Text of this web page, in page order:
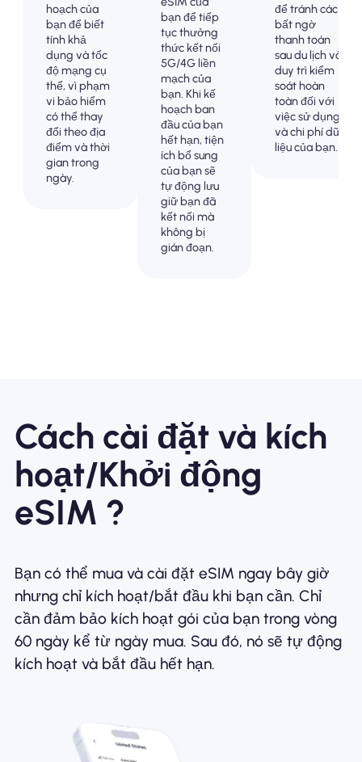
hoạch của
bạn để biết
tính khả
dụng và tốc
độ mạng cụ
thể, vì phạm
vi bảo hiểm
có thể thay
đổi theo địa
điểm và thời
gian trong
ngày.
bạn để tiếp
tục thưởng
thức kết nối
5G/4G liền
mạch của
bạn. Khi kế
hoạch ban
đầu của bạn
hết hạn, tiện
ích bổ sung
của bạn sẽ
tự động lưu
giữ bạn đã
kết nối mà
không bị
gián đoạn.
để tránh các
bất ngờ
thanh toán
sau du lịch và
duy trì kiểm
soát hoàn
toàn đối với
việc sử dụng
và chi phí dữ
liệu của bạn.
Cách cài đặt và kích
hoạt/Khởi động
eSIM ?
Bạn có thể mua và cài đặt eSIM ngay bây giờ
nhưng chỉ kích hoạt/bắt đầu khi bạn cần. Chỉ
cần đảm bảo kích hoạt gói của bạn trong vòng
60 ngày kể từ ngày mua. Sau đó, nó sẽ tự động
kích hoạt và bắt đầu hết hạn.